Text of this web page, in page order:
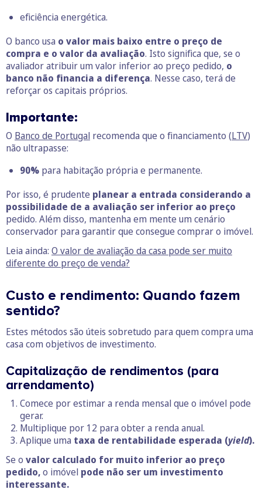
eficiência energética.
O banco usa o valor mais baixo entre o preço de
compra e o valor da avaliação. Isto significa que, se o
avaliador atribuir um valor inferior ao preço pedido, o
banco não financia a diferença. Nesse caso, terá de
reforçar os capitais próprios.
Importante:
O Banco de Portugal recomenda que o financiamento (LTV)
não ultrapasse:
90% para habitação própria e permanente.
Por isso, é prudente planear a entrada considerando a
possibilidade de a avaliação ser inferior ao preço
pedido. Além disso, mantenha em mente um cenário
conservador para garantir que consegue comprar o imóvel.
Leia ainda: O valor de avaliação da casa pode ser muito
diferente do preço de venda?
Custo e rendimento: Quando fazem
sentido?
Estes métodos são úteis sobretudo para quem compra uma
casa com objetivos de investimento.
Capitalização de rendimentos (para
arrendamento)
Comece por estimar a renda mensal que o imóvel pode
gerar.
Multiplique por 12 para obter a renda anual.
Aplique uma taxa de rentabilidade esperada (yield).
Se o valor calculado for muito inferior ao preço
pedido,o imóvel pode não ser um investimento
interessante.